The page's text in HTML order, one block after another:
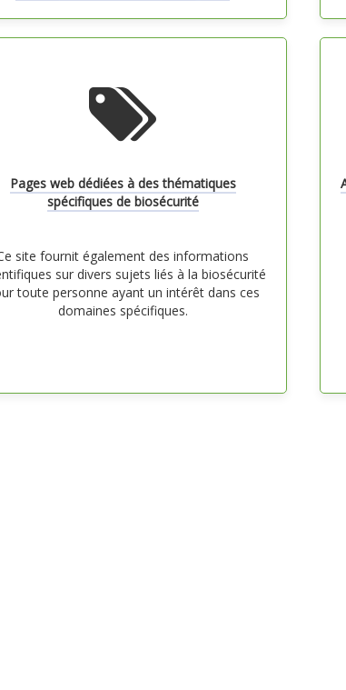
Pages web dédiées à des thématiques
spécifiques de biosécurité
site fournit également des informations
sur divers sujets liés à la biosécurité
toute personne ayant un intérêt dans ces
domaines spécifiques.